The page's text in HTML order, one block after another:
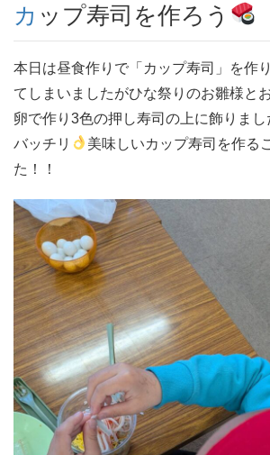
カップ寿司を作ろう
本日は昼食作りで「カップ寿司」を作
てしまいましたがひな祭りのお雛様と
卵で作り3色の押し寿司の上に飾りま
バッチリ
美味しいカップ寿司を作る
た！！